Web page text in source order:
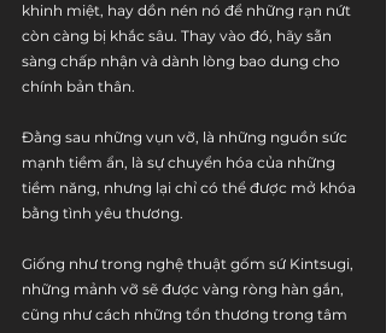
khinh miệt, hay dồn nén nó để những rạn nứt
còn càng bị khắc sâu. Thay vào đó, hãy sẵn
sàng chấp nhận và dành lòng bao dung cho
chính bản thân.
Đằng sau những vụn vỡ, là những nguồn sức
mạnh tiềm ẩn, là sự chuyển hóa của những
tiềm năng, nhưng lại chỉ có thể được mở khóa
bằng tình yêu thương.
Giống như trong nghệ thuật gốm sứ Kintsugi,
những mảnh vỡ sẽ được vàng ròng hàn gắn,
cũng như cách những tổn thương trong tâm